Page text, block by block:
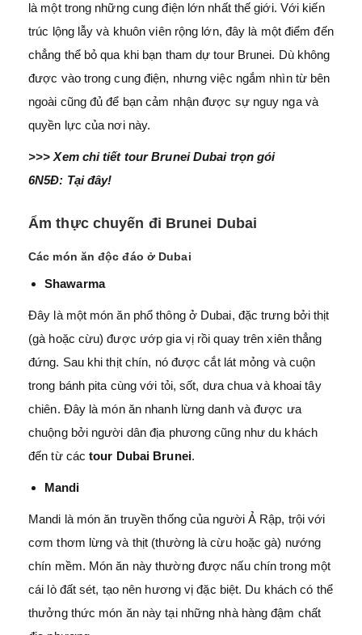
là một trong những cung điện lớn nhất thế giới. Với kiến
trúc lộng lẫy và khuôn viên rộng lớn, đây là một điểm đến
chẳng thể bỏ qua khi bạn tham dự tour Brunei. Dù không
được vào trong cung điện, nhưng việc ngắm nhìn từ bên
ngoài cũng đủ để bạn cảm nhận được sự nguy nga và
quyền lực của nơi này.
>>> Xem chi tiết tour Brunei Dubai trọn gói
6N5Đ: Tại đây!
Ẩm thực chuyến đi Brunei Dubai
Các món ăn độc đáo ở Dubai
Shawarma
Đây là một món ăn phổ thông ở Dubai, đặc trưng bởi thịt
(gà hoặc cừu) được ướp gia vị rồi quay trên xiên thẳng
đứng. Sau khi thịt chín, nó được cắt lát mỏng và cuộn
trong bánh pita cùng với tỏi, sốt, dưa chua và khoai tây
chiên. Đây là món ăn nhanh lừng danh và được ưa
chuộng bởi người dân địa phương cũng như du khách
đến từ các tour Dubai Brunei.
Mandi
Mandi là món ăn truyền thống của người Ả Rập, trội với
cơm thơm lừng và thịt (thường là cừu hoặc gà) nướng
chín mềm. Món ăn này thường được nấu chín trong một
cái lò đất sét, tạo nên hương vị đặc biệt. Du khách có thể
thưởng thức món ăn này tại những nhà hàng đậm chất